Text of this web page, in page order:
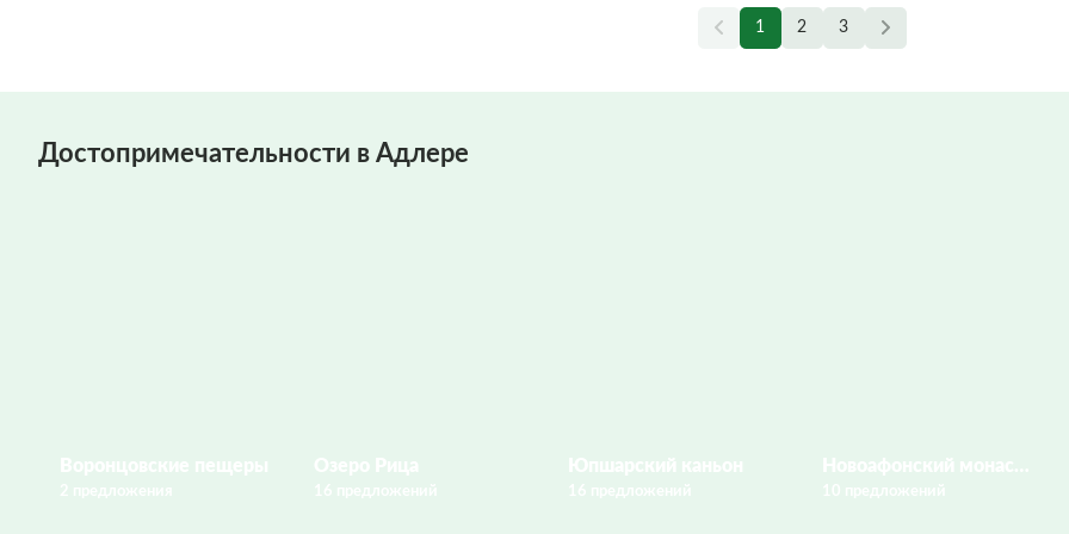
1 2 3
Достопримечательности в Адлере